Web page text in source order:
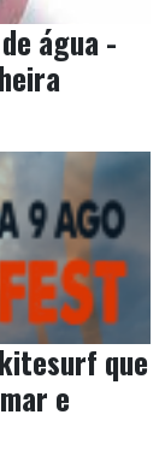
água -
que
e